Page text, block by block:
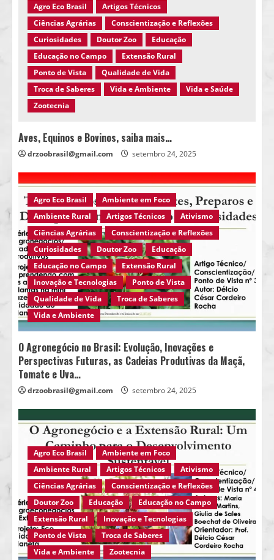
Agro Eco Brasil
Artigos Técnicos
Ciências Agrárias
Conscientização e Reflexões
Curiosidades
Doutor Zoo
Educação
Educação no Campo
Extensão Rural
Ponto de Vista
Qualidade de Vida
Troca de Saberes
Vida e Ambiente
Vida e Saúde
Zootecnia
Aves, Equinos e Bovinos, saiba mais…
drzoobrasil@gmail.com setembro 24, 2025
Agro Eco Brasil
Ambiente em Foco
Ambiente Rural
Artigos Técnicos
Ativismo
Ciências Agrárias
Conscientização e Reflexões
Curiosidades
Doutor Zoo
Educação
Educação no Campo
Extensão Rural
Inovação e Tecnologias
Ponto de Vista
Qualidade de Vida
Troca de Saberes
Vida e Ambiente
O Agronegócio no Brasil: Evolução, Inovações e
Perspectivas Futuras, as Cadeias Produtivas da Maçã,
Tomate e Uva…
drzoobrasil@gmail.com setembro 24, 2025
Agro Eco Brasil
Ambiente em Foco
Ambiente Rural
Artigos Técnicos
Ativismo
Ciências Agrárias
Conscientização e Reflexões
Doutor Zoo
Educação
Educação no Campo
Extensão Rural
Inovação e Tecnologias
Ponto de Vista
Troca de Saberes
Vida e Ambiente
Zootecnia